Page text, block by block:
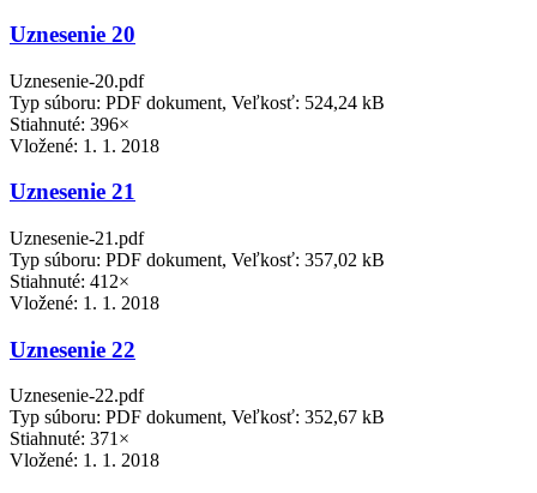
Uznesenie 20
Uznesenie-20.pdf
Typ súboru: PDF dokument, Veľkosť: 524,24 kB
Stiahnuté: 396×
Vložené: 1. 1. 2018
Uznesenie 21
Uznesenie-21.pdf
Typ súboru: PDF dokument, Veľkosť: 357,02 kB
Stiahnuté: 412×
Vložené: 1. 1. 2018
Uznesenie 22
Uznesenie-22.pdf
Typ súboru: PDF dokument, Veľkosť: 352,67 kB
Stiahnuté: 371×
Vložené: 1. 1. 2018